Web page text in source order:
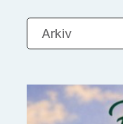
Arkiv